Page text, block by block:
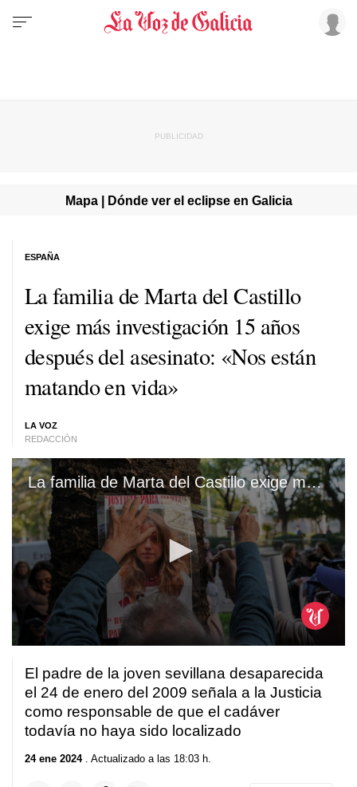
Mapa | Dónde ver el eclipse en Galicia
La familia de Marta del Castillo
exige más investigación 15 años
después del asesinato: «Nos están
matando en vida»
LA VOZ
REDACCIÓN
ESPAÑA
La familia de Marta del Castillo exige más investigación 15 años después del asesinato
seconds
El padre de la joven sevillana desaparecida
el 24 de enero del 2009 señala a la Justicia
como responsable de que el cadáver
todavía no haya sido localizado
24 ene 2024. Actualizado a las 18:03 h.